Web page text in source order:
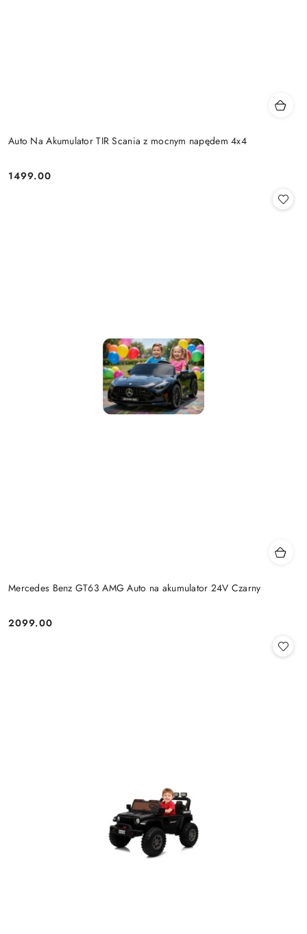
Auto Na Akumulator TIR Scania z mocnym napędem 4x4
Cena:
1499.00
Mercedes Benz GT63 AMG Auto na akumulator 24V Czarny
Cena:
2099.00